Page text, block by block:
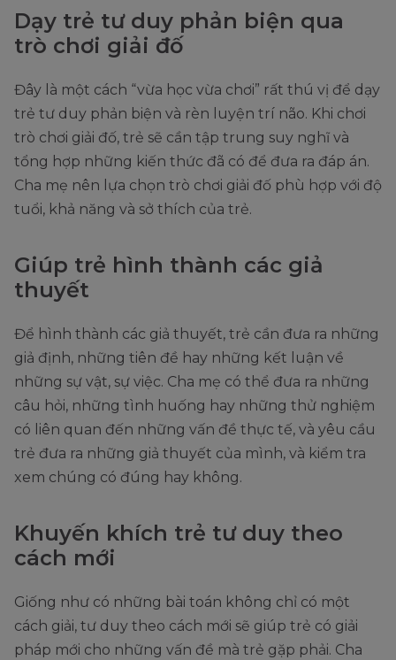
Dạy trẻ tư duy phản biện qua
trò chơi giải đố
Đây là một cách “vừa học vừa chơi” rất thú vị để dạy
trẻ tư duy phản biện và rèn luyện trí não. Khi chơi
trò chơi giải đố, trẻ sẽ cần tập trung suy nghĩ và
tổng hợp những kiến thức đã có để đưa ra đáp án.
Cha mẹ nên lựa chọn trò chơi giải đố phù hợp với độ
tuổi, khả năng và sở thích của trẻ.
Giúp trẻ hình thành các giả
thuyết
Để hình thành các giả thuyết, trẻ cần đưa ra những
giả định, những tiên đề hay những kết luận về
những sự vật, sự việc. Cha mẹ có thể đưa ra những
câu hỏi, những tình huống hay những thử nghiệm
có liên quan đến những vấn đề thực tế, và yêu cầu
trẻ đưa ra những giả thuyết của mình, và kiểm tra
xem chúng có đúng hay không.
Khuyến khích trẻ tư duy theo
cách mới
Giống như có những bài toán không chỉ có một
cách giải, tư duy theo cách mới sẽ giúp trẻ có giải
pháp mới cho những vấn đề mà trẻ gặp phải. Cha